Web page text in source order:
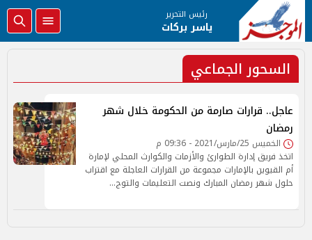
رئيس التحرير
ياسر بركات
السحور الجماعي
عاجل.. قرارات صارمة من الحكومة خلال شهر
رمضان
الخميس 25/مارس/2021 - 09:36 م
اتخذ فريق إدارة الطوارئ والأزمات والكوارث المحلي لإمارة
أم القيوين بالإمارات مجموعة من القرارات العاجلة مع اقتراب
حلول شهر رمضان المبارك ونصت التعليمات والتوج…